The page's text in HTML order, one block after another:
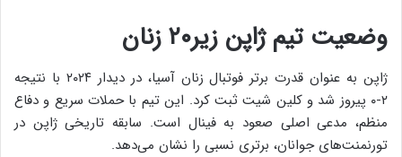
وضعیت تیم ژاپن زیر۲۰ زنان
ژاپن به عنوان قدرت برتر فوتبال زنان آسیا، در دیدار ۲۰۲۴ با نتیجه
۲-۰ پیروز شد و کلین شیت ثبت کرد. این تیم با حملات سریع و دفاع
منظم، مدعی اصلی صعود به فینال است. سابقه تاریخی ژاپن در
تورنمنت‌های جوانان، برتری نسبی را نشان می‌دهد.